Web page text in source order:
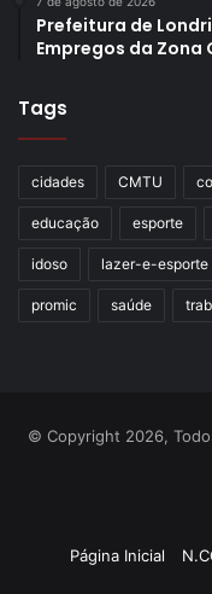
ordem urbana e na
Defesa Social
Prefeitura de
Empregos da Zona
Tags
cidades CMTU
educação esporte
idoso lazer-e-esporte
promic saúde
© Copyright 2026,
Página Inicial